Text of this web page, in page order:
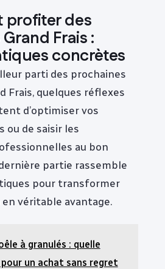
profiter des
Frais :
concrètes
parti des prochaines
Frais, quelques réflexes
d’optimiser vos
ou de saisir les
au bon
partie rassemble
pour transformer
véritable avantage.
à granulés : quelle
un achat sans regret